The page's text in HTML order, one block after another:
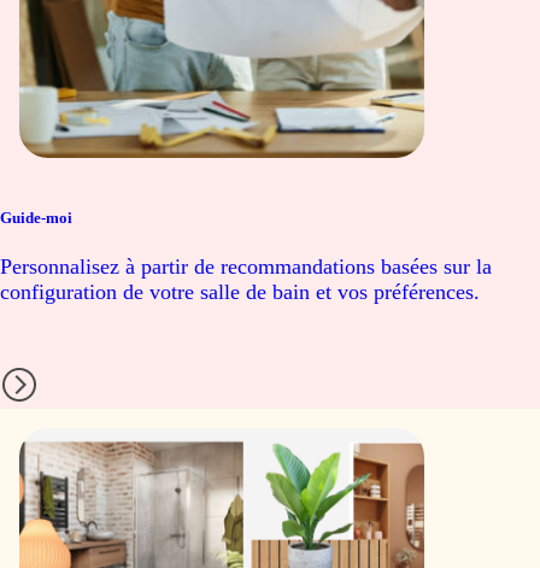
Guide-moi
Personnalisez à partir de recommandations basées sur la
configuration de votre salle de bain et vos préférences.